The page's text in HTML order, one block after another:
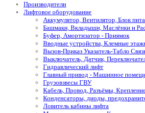
Производители
Лифтовое оборудование
Аккумулятор, Вентилятор, Блок
Башмаки, Вкладыши, Маслёнки и
Буфер, Амортизатор - Приямок
Вводные устройства, Клемные
Вызов-Приказ Указатель-Табло
Выключатель, Датчик,
Гидравлический лифт
Главный привод - Машинное
Грузовзвесы ГВУ
Кабель, Провод, Разъёмы,
Конденсаторы, диоды,
Ловитель кабины лифта